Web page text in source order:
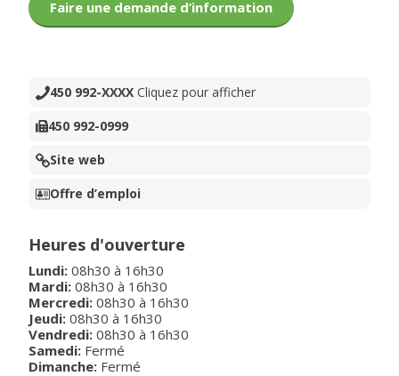
Faire une demande d’information
450 992-XXXX Cliquez pour afficher
450 992-0999
Site web
Offre d’emploi
Heures d'ouverture
Lundi: 08h30 à 16h30
Mardi: 08h30 à 16h30
Mercredi: 08h30 à 16h30
Jeudi: 08h30 à 16h30
Vendredi: 08h30 à 16h30
Samedi: Fermé
Dimanche: Fermé